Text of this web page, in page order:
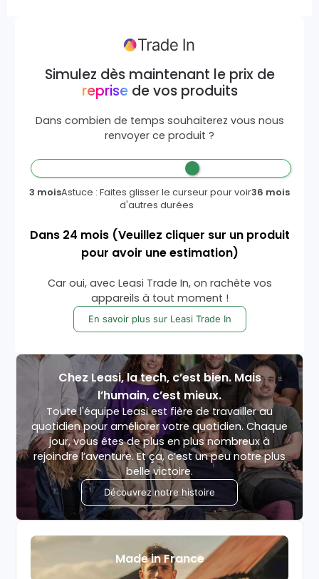
Simulez dès maintenant le prix de
reprisede vos produits
Dans combien de temps souhaiterez vous nous
renvoyer ce produit ?
3 moisAstuce : Faites glisser le curseur pour voir
d'autres durées
36 mois
Dans 24 mois (Veuillez cliquer sur un produit
pour avoir une estimation)
Car oui, avec Leasi Trade In, on rachète vos
appareils à tout moment !
En savoir plus sur Leasi Trade In
Chez Leasi, la tech, c’est bien. Mais
l’humain, c’est mieux.
Toute l'équipe Leasi est fière de travailler au
quotidien pour améliorer votre quotidien. Chaque
jour, vous êtes de plus en plus nombreux à
rejoindre l’aventure. Et ça, c’est un peu notre plus
belle victoire.
Découvrez notre histoire
Made in France